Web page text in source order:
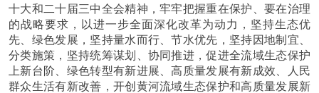
十大和二十届三中全会精神，牢牢把握重在保护、要在治理
的战略要求，以进一步全面深化改革为动力，坚持生态优
先、绿色发展，坚持量水而行、节水优先，坚持因地制宜、
分类施策，坚持统筹谋划、协同推进，促进全流域生态保护
上新台阶、绿色转型有新进展、高质量发展有新成效、人民
群众生活有新改善，开创黄河流域生态保护和高质量发展新